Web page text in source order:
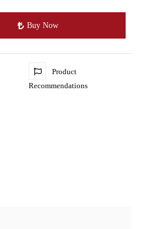
Buy Now
Product
Recommendations